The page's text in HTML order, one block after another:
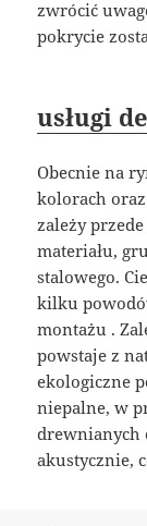
zwrócić
pokrycie
usługi
Obecnie na
kolorach oraz
zależy
materiału,
stalowego.
kilku
montażu .
powstaje z
ekologiczne
niepalne, w
drewnianych
akustycznie,